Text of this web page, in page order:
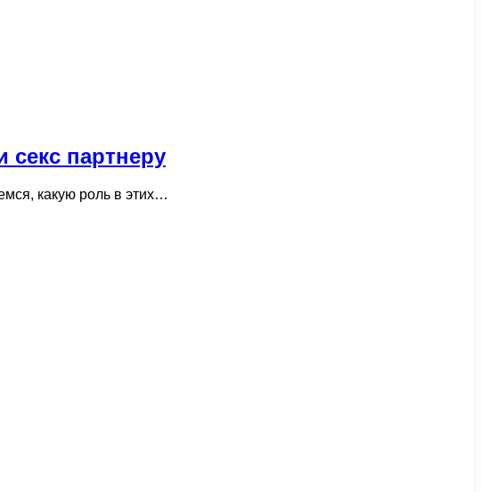
секс партнеру
какую роль в этих…